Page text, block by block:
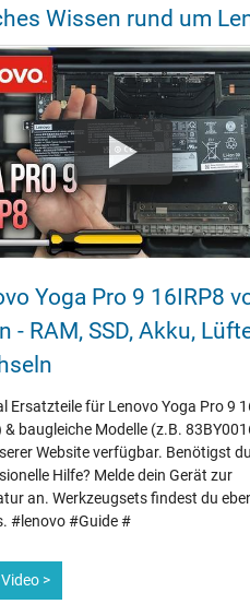
Wissen rund um
Yoga Pro 9 16IRP8
- RAM‚ SSD‚ Akku‚
Ersatzteile für Lenovo Yoga Pro 9
& baugleiche Modelle (z.B.
Website verfügbar. Benötigst du
Hilfe? Melde dein Gerät zur
an. Werkzeugsets findest du
#lenovo #Guide #
>